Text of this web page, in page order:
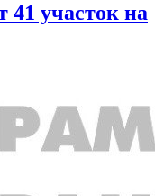
41 участок на